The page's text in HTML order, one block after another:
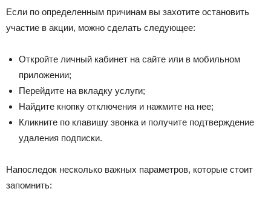
Если по определенным причинам вы захотите остановить
участие в акции, можно сделать следующее:
Откройте личный кабинет на сайте или в мобильном
приложении;
Перейдите на вкладку услуги;
Найдите кнопку отключения и нажмите на нее;
Кликните по клавишу звонка и получите подтверждение
удаления подписки.
Напоследок несколько важных параметров, которые стоит
запомнить: